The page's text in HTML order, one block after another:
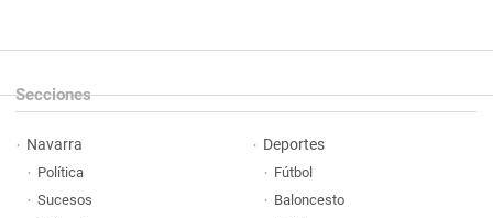
Secciones
Navarra
Política
Sucesos
Deportes
Fútbol
Baloncesto